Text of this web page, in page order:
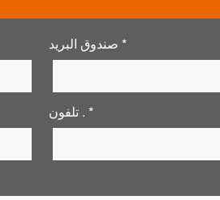
صندوق البريد *
تلفون . *